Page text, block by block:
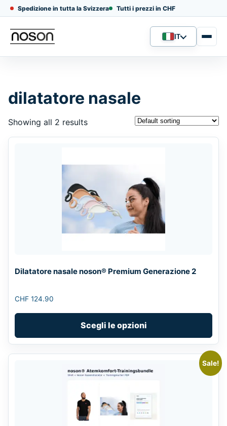
Spedizione in tutta la Svizzera Tutti i prezzi in CHF
Lingua
IT
dilatatore nasale
Showing all 2 results
Dilatatore nasale noson® Premium Generazione 2
CHF 124.90
Scegli le opzioni
on
product
page
Sale!